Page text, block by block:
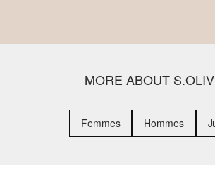
MORE ABOUT
Femmes Hommes